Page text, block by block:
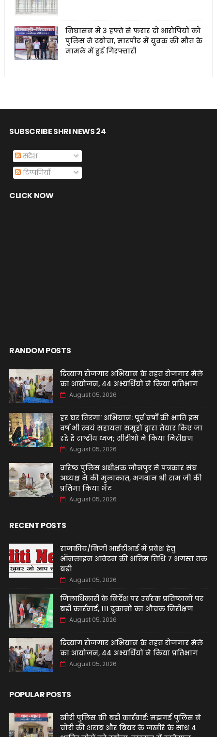
निघासन में 3 हफ्ते से फरार दो आरोपियों को
पुलिस ने दबोचा, मारपीट में युवक की मौत के
मामले में हुई गिरफ्तारी
SUBSCRIBE SHRI NEWS 24
संदेश
टिप्पणियाँ
CLICK NOW
RANDOM POSTS
दिव्यांग रोजगार अभियान के तहत रोजगार मेले
का आयोजन, 44 अभ्यर्थियों ने किया प्रतिभाग
August 05, 2026
हर घर तिरंगा' अभियान: पूर्व वर्षों की भांति इस
वर्ष भी स्वयं सहायता समूहों द्वारा तैयार किए जा
रहे हैं राष्ट्रीय ध्वज; सीडीओ ने किया निरीक्षण
August 05, 2026
वरिष्ठ पुलिस अधीक्षक जौनपुर से पत्रकार संघ
अध्यक्ष ने की मुलाकात, भगवान श्री राम जी की
प्रतिमा किया भेंट
August 05, 2026
RECENT POSTS
राजकीय/निजी आईटीआई में प्रवेश हेतु
ऑनलाइन आवेदन की अंतिम तिथि 7 अगस्त तक
बढ़ी
August 05, 2026
जिलाधिकारी के निर्देश पर उर्वरक प्रतिष्ठानों पर
बड़ी कार्रवाई, 111 दुकानों का औचक निरीक्षण
August 05, 2026
दिव्यांग रोजगार अभियान के तहत रोजगार मेले
का आयोजन, 44 अभ्यर्थियों ने किया प्रतिभाग
August 05, 2026
POPULAR POSTS
खीरी पुलिस की बड़ी कार्रवाई: मझगई पुलिस ने
चोरी की शराब और बियर के जखीरे के साथ 4